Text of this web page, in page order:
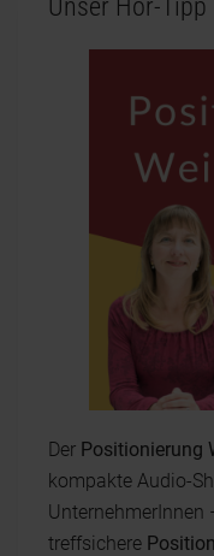
Unser Hör-Tipp
Der Positionierung
kompakte Audio-
UnternehmerInnen
treffsichere